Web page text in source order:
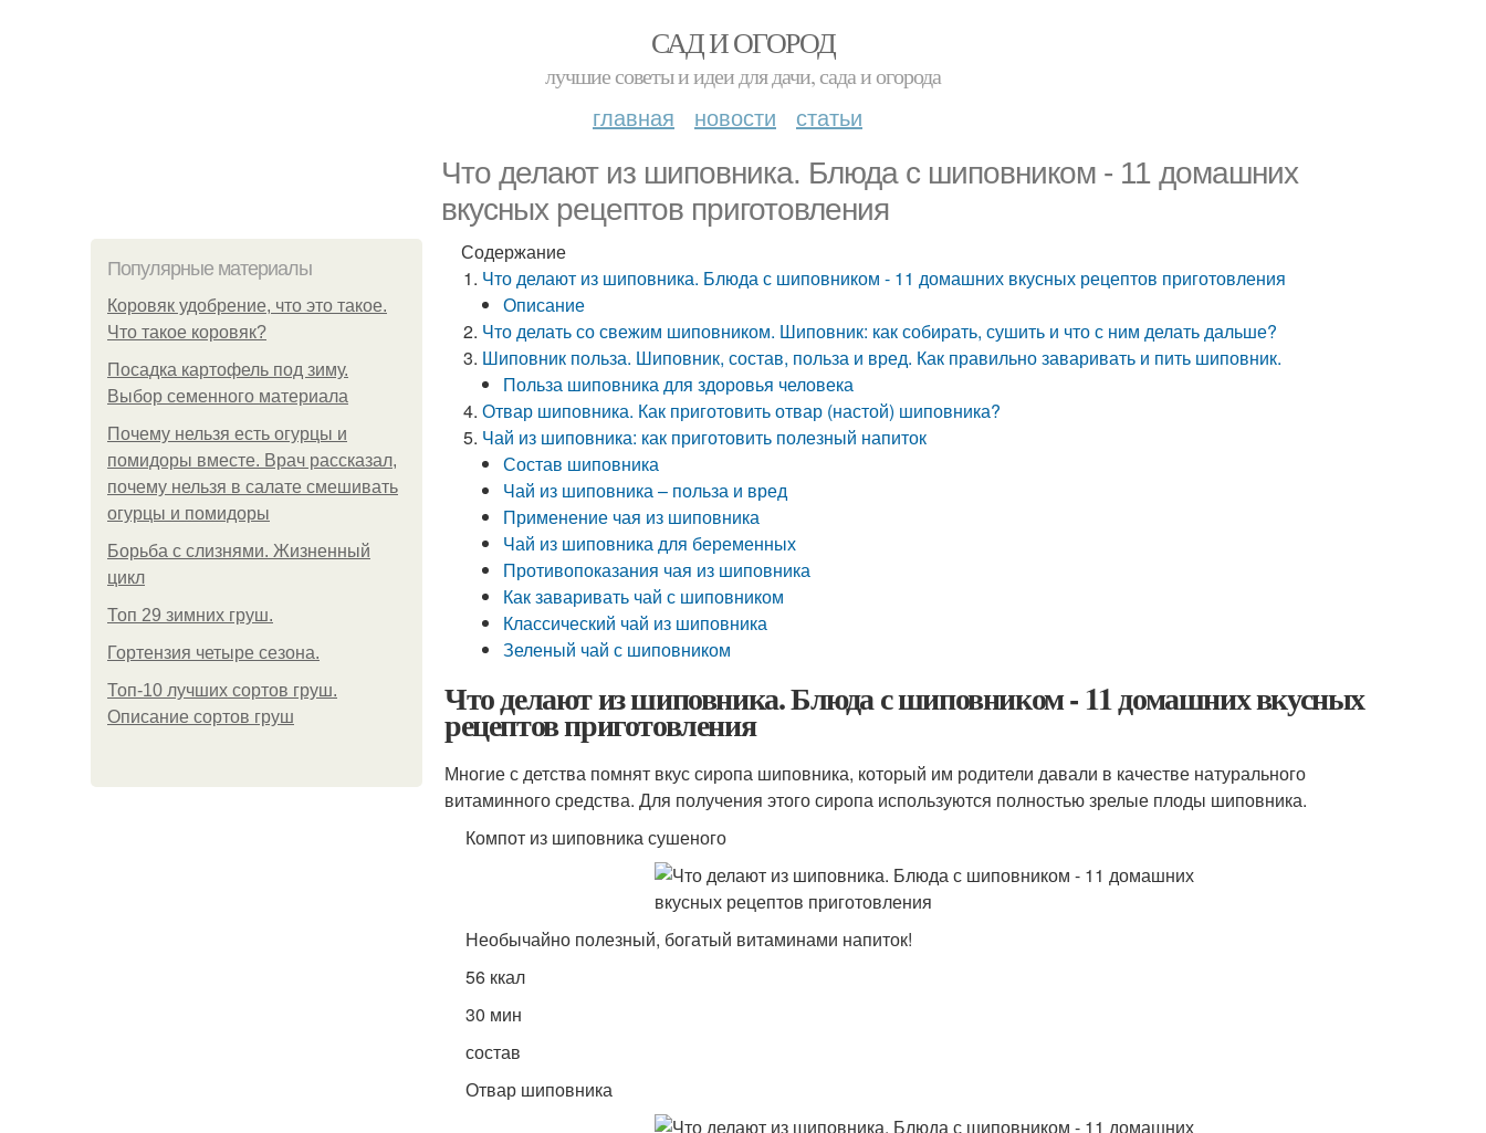
САД И ОГОРОД
лучшие советы и идеи для дачи, сада и огорода
главная новости статьи
Что делают из шиповника. Блюда с шиповником - 11 домашних
вкусных рецептов приготовления
Популярные материалы
Коровяк удобрение, что это такое.
Что такое коровяк?
Посадка картофель под зиму.
Выбор семенного материала
Почему нельзя есть огурцы и
помидоры вместе. Врач рассказал,
почему нельзя в салате смешивать
огурцы и помидоры
Борьба с слизнями. Жизненный
цикл
Топ 29 зимних груш.
Гортензия четыре сезона.
Топ-10 лучших сортов груш.
Описание сортов груш
Содержание
Что делают из шиповника. Блюда с шиповником - 11 домашних вкусных рецептов приготовления
Описание
Что делать со свежим шиповником. Шиповник: как собирать, сушить и что с ним делать дальше?
Шиповник польза. Шиповник, состав, польза и вред. Как правильно заваривать и пить шиповник.
Польза шиповника для здоровья человека
Отвар шиповника. Как приготовить отвар (настой) шиповника?
Чай из шиповника: как приготовить полезный напиток
Состав шиповника
Чай из шиповника – польза и вред
Применение чая из шиповника
Чай из шиповника для беременных
Противопоказания чая из шиповника
Как заваривать чай с шиповником
Классический чай из шиповника
Зеленый чай с шиповником
Что делают из шиповника. Блюда с шиповником - 11 домашних вкусных
рецептов приготовления
Многие с детства помнят вкус сиропа шиповника, который им родители давали в качестве натурального
витаминного средства. Для получения этого сиропа используются полностью зрелые плоды шиповника.
Компот из шиповника сушеного
Необычайно полезный, богатый витаминами напиток!
56 ккал
30 мин
состав
Отвар шиповника